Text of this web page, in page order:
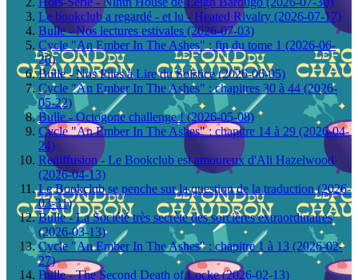
Le bookclub a regardé - et lu - Heated Rivalry (2026-07-17)
Bulle - Nos lectures estivales (2026-07-03)
Cycle "An Ember In The Ashes" : fin du tome 1 (2026-06-
26)
Bulle - Nos Piles à Lire du Solstice (2026-06-05)
Cycle "An Ember In The Ashes" : chapitres 30 à 44 (2026-
05-22)
Bulle - Octogone challenge ! (2026-05-08)
Cycle "An Ember In The Ashes" : chapitre 14 à 29 (2026-04-
24)
Rediffusion - Le Bookclub est amoureux d'Ali Hazelwood
(2026-04-13)
Le Bookclub se penche sur la question de la traduction (2026-
03-31)
Bulle - La Société très secrète des sorcières extraordinaires
(2026-03-13)
Cycle "An Ember In The Ashes" : chapitre 1 à 13 (2026-02-
27)
Bulle - The Second Death of Locke (2026-02-13)